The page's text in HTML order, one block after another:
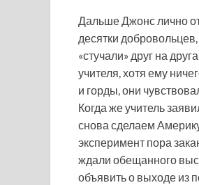
Дальше Джонс лично
десятки
«стучали» друг на
учителя, хотя ему
и горды, они
Когда же учитель
снова сделаем
эксперимент пора
ждали обещанного
объявить о выходе из